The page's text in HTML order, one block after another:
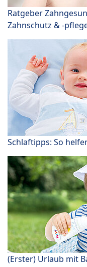
Ratgeber
Zahnschutz & -
Schlaftipps: So
(Erster) Urlaub mit